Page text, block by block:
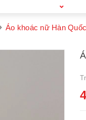
Áo khoác nữ Hàn